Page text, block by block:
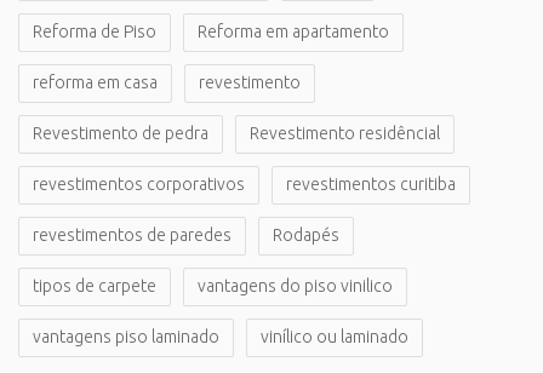
Reforma de Piso Reforma em apartamento
reforma em casa revestimento
Revestimento de pedra Revestimento residêncial
revestimentos corporativos revestimentos curitiba
revestimentos de paredes Rodapés
tipos de carpete vantagens do piso vinilico
vantagens piso laminado vinílico ou laminado